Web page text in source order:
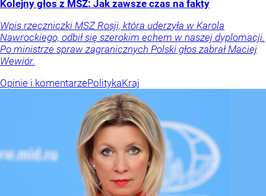
Kolejny głos z MSZ: Jak zawsze czas na fakty
Wpis rzeczniczki MSZ Rosji, która uderzyła w Karola
Nawrockiego, odbił się szerokim echem w naszej dyplomacji.
Po ministrze spraw zagranicznych Polski głos zabrał Maciej
Wewiór.
Opinie i komentarzePolitykaKraj